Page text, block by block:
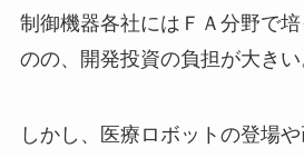
制御機器各社にはＦＡ分野で
のの、開発投資の負担が大きい
しかし、医療ロボットの登場